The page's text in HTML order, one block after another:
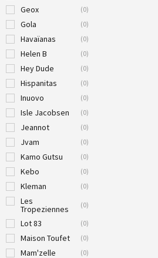
Geox (0)
Gola (0)
Havaïanas (0)
Helen B (0)
Hey Dude (0)
Hispanitas (0)
Inuovo (0)
Isle Jacobsen (0)
Jeannot (0)
Jvam (0)
Kamo Gutsu (0)
Kebo (0)
Kleman (0)
Les
Tropeziennes (0)
Lot 83 (0)
Maison Toufet (0)
Mam'zelle (0)